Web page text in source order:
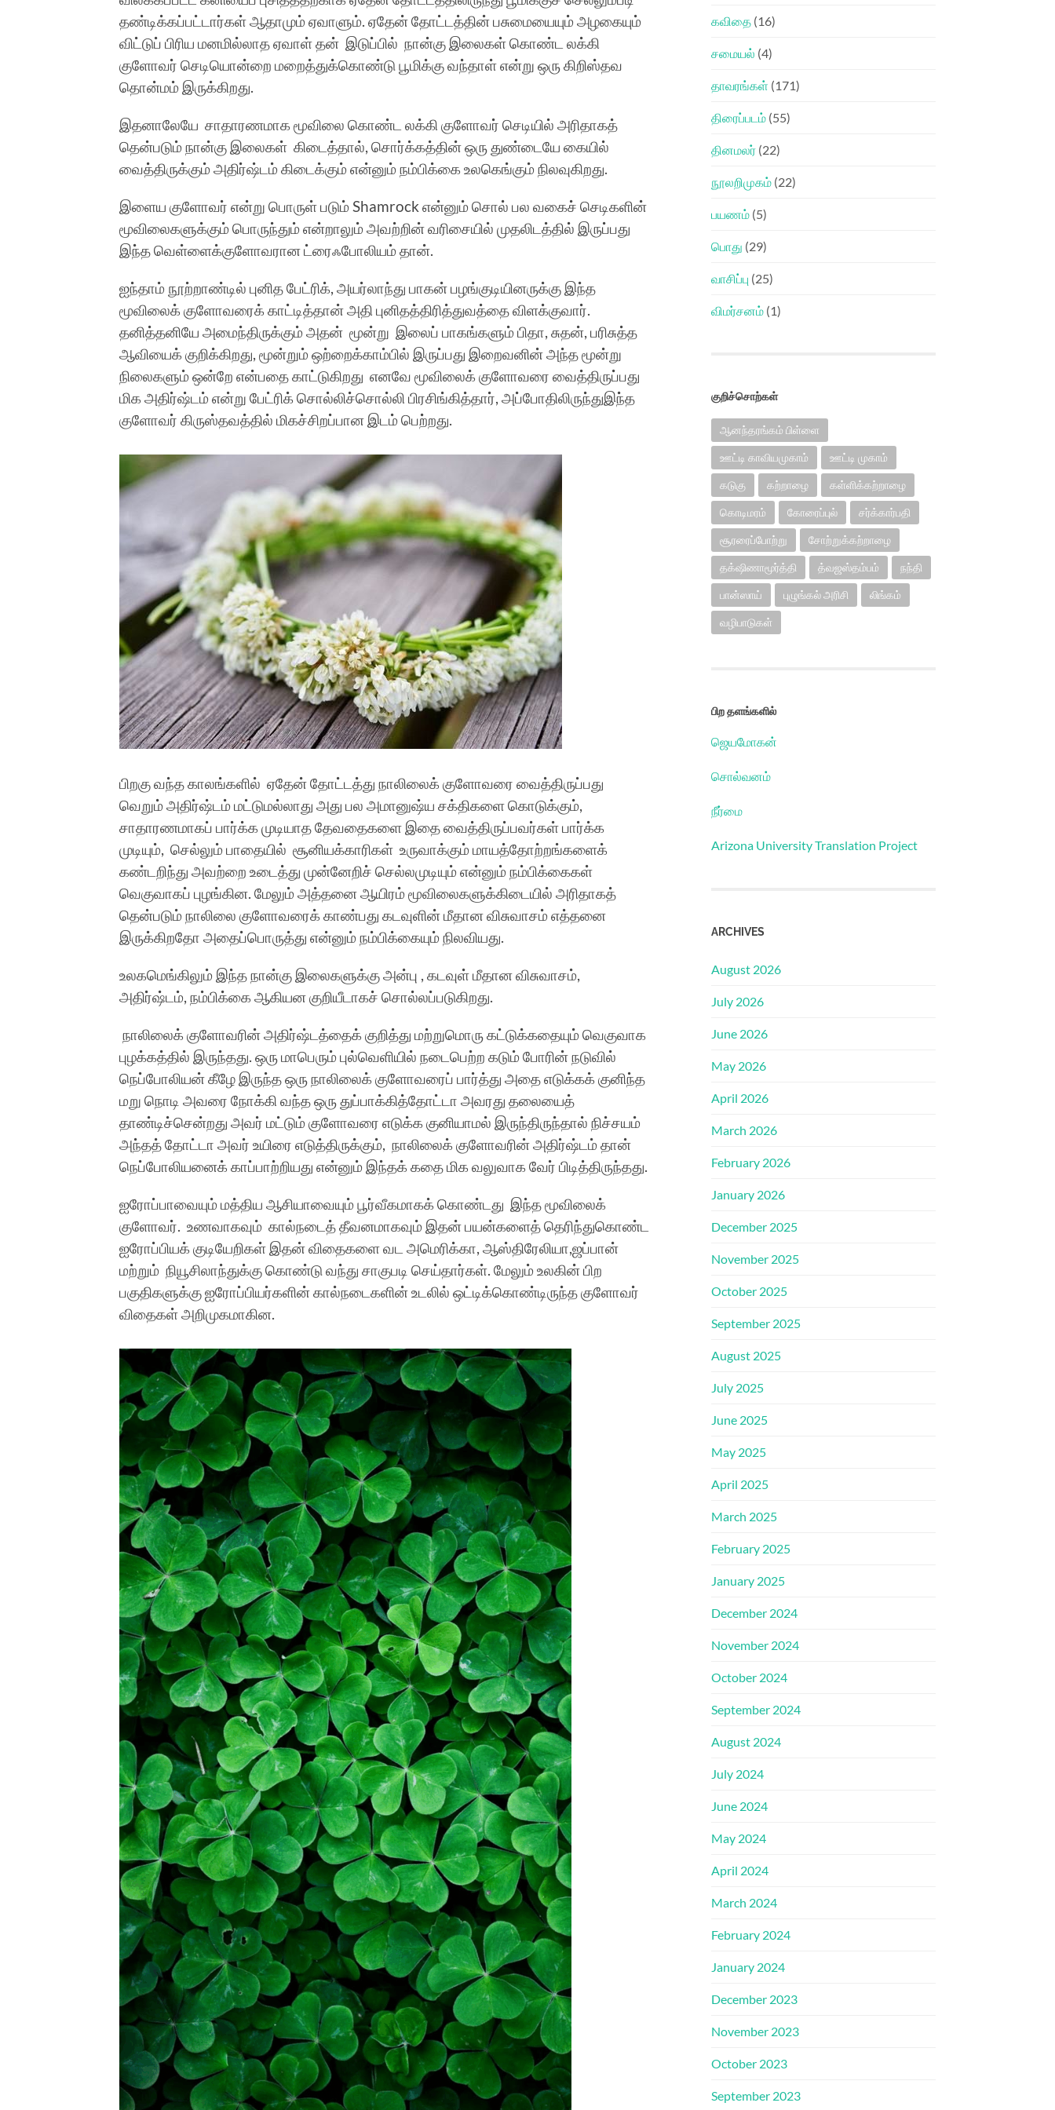
தண்டிக்கப்பட்டார்கள் ஆதாமும் ஏவாளும். ஏதேன் தோட்டத்தின் பசுமையையும் அழகையும்
விட்டுப் பிரிய மனமில்லாத ஏவாள் தன் இடுப்பில் நான்கு இலைகள் கொண்ட லக்கி
குளோவர் செடியொன்றை மறைத்துக்கொண்டு பூமிக்கு வந்தாள் என்று ஒரு கிறிஸ்தவ
தொன்மம் இருக்கிறது.
இதனாலேயே சாதாரணமாக மூவிலை கொண்ட லக்கி குளோவர் செடியில் அரிதாகத்
தென்படும் நான்கு இலைகள் கிடைத்தால், சொர்க்கத்தின் ஒரு துண்டையே கையில்
வைத்திருக்கும் அதிர்ஷ்டம் கிடைக்கும் என்னும் நம்பிக்கை உலகெங்கும் நிலவுகிறது.
இளைய குளோவர் என்று பொருள் படும் Shamrock என்னும் சொல் பல வகைச் செடிகளின்
மூவிலைகளுக்கும் பொருந்தும் என்றாலும் அவற்றின் வரிசையில் முதலிடத்தில் இருப்பது
இந்த வெள்ளைக்குளோவரான ட்ரைஃபோலியம் தான்.
ஐந்தாம் நூற்றாண்டில் புனித பேட்ரிக், அயர்லாந்து பாகன் பழங்குடியினருக்கு இந்த
மூவிலைக் குளோவரைக் காட்டித்தான் அதி புனிதத்திரித்துவத்தை விளக்குவார்.
தனித்தனியே அமைந்திருக்கும் அதன் மூன்று இலைப் பாகங்களும் பிதா, சுதன், பரிசுத்த
ஆவியைக் குறிக்கிறது, மூன்றும் ஒற்றைக்காம்பில் இருப்பது இறைவனின் அந்த மூன்று
நிலைகளும் ஒன்றே என்பதை காட்டுகிறது எனவே மூவிலைக் குளோவரை வைத்திருப்பது
மிக அதிர்ஷ்டம் என்று பேட்ரிக் சொல்லிச்சொல்லி பிரசிங்கித்தார், அப்போதிலிருந்துஇந்த
குளோவர் கிருஸ்தவத்தில் மிகச்சிறப்பான இடம் பெற்றது.
பிறகு வந்த காலங்களில் ஏதேன் தோட்டத்து நாலிலைக் குளோவரை வைத்திருப்பது
வெறும் அதிர்ஷ்டம் மட்டுமல்லாது அது பல அமானுஷ்ய சக்திகளை கொடுக்கும்,
சாதாரணமாகப் பார்க்க முடியாத தேவதைகளை இதை வைத்திருப்பவர்கள் பார்க்க
முடியும், செல்லும் பாதையில் சூனியக்காரிகள் உருவாக்கும் மாயத்தோற்றங்களைக்
கண்டறிந்து அவற்றை உடைத்து முன்னேறிச் செல்லமுடியும் என்னும் நம்பிக்கைகள்
வெகுவாகப் புழங்கின. மேலும் அத்தனை ஆயிரம் மூவிலைகளுக்கிடையில் அரிதாகத்
தென்படும் நாலிலை குளோவரைக் காண்பது கடவுளின் மீதான விசுவாசம் எத்தனை
இருக்கிறதோ அதைப்பொருத்து என்னும் நம்பிக்கையும் நிலவியது.
உலகமெங்கிலும் இந்த நான்கு இலைகளுக்கு அன்பு , கடவுள் மீதான விசுவாசம்,
அதிர்ஷ்டம், நம்பிக்கை ஆகியன குறியீடாகச் சொல்லப்படுகிறது.
நாலிலைக் குளோவரின் அதிர்ஷ்டத்தைக் குறித்து மற்றுமொரு கட்டுக்கதையும் வெகுவாக
புழக்கத்தில் இருந்தது. ஒரு மாபெரும் புல்வெளியில் நடைபெற்ற கடும் போரின் நடுவில்
நெப்போலியன் கீழே இருந்த ஒரு நாலிலைக் குளோவரைப் பார்த்து அதை எடுக்கக் குனிந்த
மறு நொடி அவரை நோக்கி வந்த ஒரு துப்பாக்கித்தோட்டா அவரது தலையைத்
தாண்டிச்சென்றது அவர் மட்டும் குளோவரை எடுக்க குனியாமல் இருந்திருந்தால் நிச்சயம்
அந்தத் தோட்டா அவர் உயிரை எடுத்திருக்கும், நாலிலைக் குளோவரின் அதிர்ஷ்டம் தான்
நெப்போலியனைக் காப்பாற்றியது என்னும் இந்தக் கதை மிக வலுவாக வேர் பிடித்திருந்தது.
ஐரோப்பாவையும் மத்திய ஆசியாவையும் பூர்வீகமாகக் கொண்டது இந்த மூவிலைக்
குளோவர். உணவாகவும் கால்நடைத் தீவனமாகவும் இதன் பயன்களைத் தெரிந்துகொண்ட
ஐரோப்பியக் குடியேறிகள் இதன் விதைகளை வட அமெரிக்கா, ஆஸ்திரேலியா,ஜப்பான்
மற்றும் நியூசிலாந்துக்கு கொண்டு வந்து சாகுபடி செய்தார்கள். மேலும் உலகின் பிற
பகுதிகளுக்கு ஐரோப்பியர்களின் கால்நடைகளின் உடலில் ஒட்டிக்கொண்டிருந்த குளோவர்
விதைகள் அறிமுகமாகின.
கவிதை (16)
சமையல் (4)
தாவரங்கள் (171)
திரைப்படம் (55)
தினமலர் (22)
நூலறிமுகம் (22)
பயணம் (5)
பொது (29)
வாசிப்பு (25)
விமர்சனம் (1)
குறிச்சொற்கள்
ஆனந்தரங்கம் பிள்ளை
ஊட்டி காவியமுகாம் ஊட்டி முகாம்
கடுகு கற்றாழை கள்ளிக்கற்றாழை
கொடிமரம் கோரைப்புல் சர்க்கார்பதி
சூரரைப்போற்று சோற்றுக்கற்றாழை
தக்‌ஷிணாமூர்த்தி த்வஜஸ்தம்பம் நந்தி
பான்ஸாய் புழுங்கல் அரிசி லிங்கம்
வழிபாடுகள்
பிற தளங்களில்
ஜெயமோகன்
சொல்வனம்
நீர்மை
Arizona University Translation Project
ARCHIVES
August 2026
July 2026
June 2026
May 2026
April 2026
March 2026
February 2026
January 2026
December 2025
November 2025
October 2025
September 2025
August 2025
July 2025
June 2025
May 2025
April 2025
March 2025
February 2025
January 2025
December 2024
November 2024
October 2024
September 2024
August 2024
July 2024
June 2024
May 2024
April 2024
March 2024
February 2024
January 2024
December 2023
November 2023
October 2023
September 2023